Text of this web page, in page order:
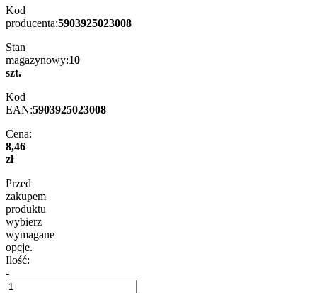
Kod
producenta:5903925023008
Stan
magazynowy:10
szt.
Kod
EAN:5903925023008
Cena:
8,46
zł
Przed
zakupem
produktu
wybierz
wymagane
opcje.
Ilość:
-